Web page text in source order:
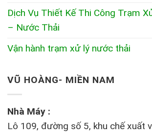
Dịch Vụ Thiết Kế Thi Công Trạm
– Nước Thải
Vận hành trạm xử lý nước thải
VŨ HOÀNG- MIỀN NAM
Nhà Máy :
Lô 109, đường số 5, khu chế xuất